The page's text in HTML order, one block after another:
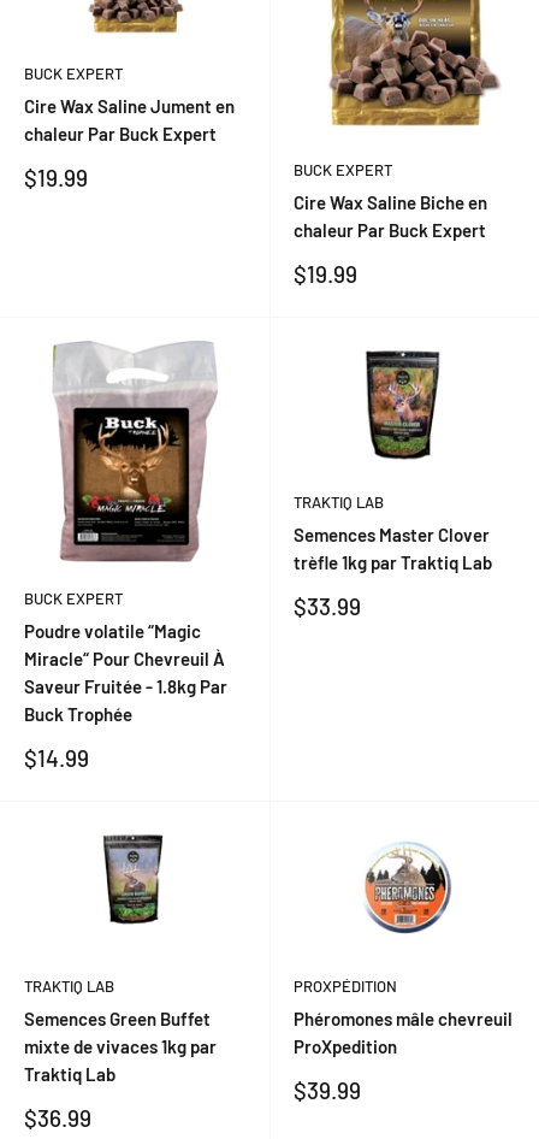
BUCK EXPERT
Cire Wax Saline Jument en
chaleur Par Buck Expert
Prix
$19.99 BUCK EXPERT
Cire Wax Saline Biche en
chaleur Par Buck Expert
Prix
$19.99
BUCK EXPERT
Poudre volatile “Magic
Miracle“ Pour Chevreuil À
Saveur Fruitée - 1.8kg Par
Buck Trophée
Prix
$14.99
TRAKTIQ LAB
Semences Master Clover
trèfle 1kg par Traktiq Lab
Prix
$33.99
TRAKTIQ LAB
Semences Green Buffet
mixte de vivaces 1kg par
Traktiq Lab
Prix
$36.99
PROXPÉDITION
Phéromones mâle chevreuil
ProXpedition
Prix
$39.99